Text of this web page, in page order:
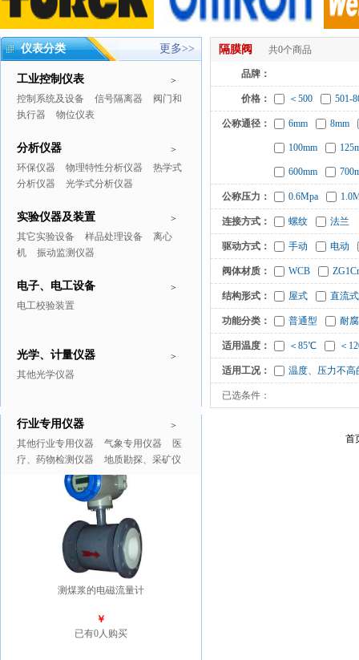
仪表分类 更多>>
>
工业控制仪表
控制系统及设备 信号隔离器
阀门和
执行器
物位仪表
>
分析仪器
环保仪器 物理特性分析仪器
热学式
分析仪器
光学式分析仪器
>
实验仪器及装置
其它实验设备 样品处理设备
离心
机
振动监测仪器
>
电子、电工设备
电工校验装置
>
光学、计量仪器
其他光学仪器
>
行业专用仪器
其他行业专用仪器 气象专用仪器
医
疗、药物检测仪器
地质勘探、采矿仪
推广商品 更多>>
测煤浆的电磁流量计
￥
已有0人购买
隔膜阀 共0个商品
品牌：
价格： ＜500 501-
公称通径： 6mm 8mm
100mm
600mm
公称压力： 0.6Mpa
连接方式： 螺纹 法兰
驱动方式： 手动 电动
阀体材质： WCB
结构形式： 屋式 直流式
功能分类： 普通型 耐
适用温度： ＜85℃ ＜
适用工况： 温度、压力不高
已选条件：
首